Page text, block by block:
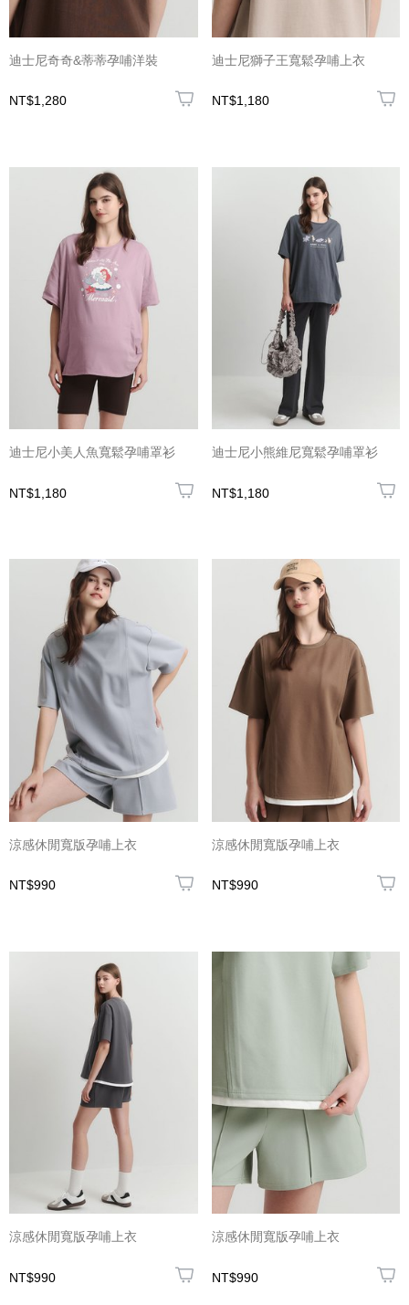
迪士尼奇奇&蒂蒂孕哺洋裝
NT$1,280
迪士尼獅子王寬鬆孕哺上衣
NT$1,180
迪士尼小美人魚寬鬆孕哺罩衫
NT$1,180
迪士尼小熊維尼寬鬆孕哺罩衫
NT$1,180
涼感休閒寬版孕哺上衣
NT$990
涼感休閒寬版孕哺上衣
NT$990
涼感休閒寬版孕哺上衣
NT$990
涼感休閒寬版孕哺上衣
NT$990